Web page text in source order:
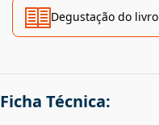
Degustação do livro
Ficha Técnica: